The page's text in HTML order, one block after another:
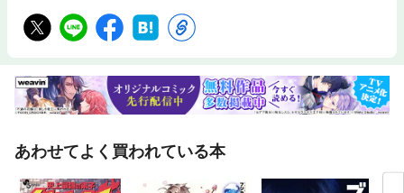
あわせてよく買われている本